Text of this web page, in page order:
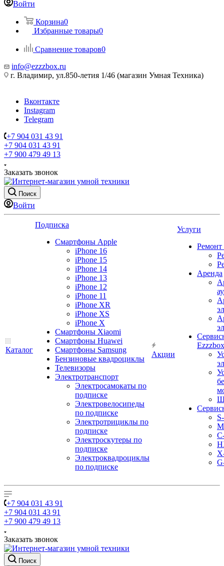
Войти
Корзина0
Избранные товары0
Сравнение товаров0
info@ezzzbox.ru
г. Владимир, ул.850-летия 1/46 (магазин Умная Техника)
Вконтакте
Instagram
Telegram
+7 904 031 43 91
+7 904 031 43 91
+7 900 479 49 13
Заказать звонок
Поиск
Войти
Каталог
Подписка
Смартфоны Apple
iPhone 16
iPhone 15
iPhone 14
iPhone 13
iPhone 12
iPhone 11
iPhone XR
iPhone XS
iPhone X
Смартфоны Xiaomi
Смартфоны Huawei
Смартфоны Samsung
Бензиновые квадроциклы
Телевизоры
Электротранспорт
Электросамокаты по
подписке
Электровелосипеды
по подписке
Электротрициклы по
подписке
Электроскутеры по
подписке
Электроквадроциклы
по подписке
Акции
Услуги
Ремонт
Аренда
Ezzzbox
+7 904 031 43 91
+7 904 031 43 91
+7 900 479 49 13
Заказать звонок
Поиск